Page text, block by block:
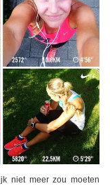
niet meer zou moeten